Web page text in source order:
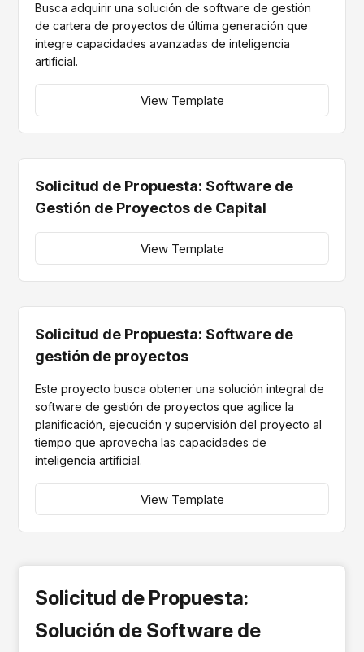
Busca adquirir una solución de software de gestión
de cartera de proyectos de última generación que
integre capacidades avanzadas de inteligencia
artificial.
View Template
Solicitud de Propuesta: Software de
Gestión de Proyectos de Capital
View Template
Solicitud de Propuesta: Software de
gestión de proyectos
Este proyecto busca obtener una solución integral de
software de gestión de proyectos que agilice la
planificación, ejecución y supervisión del proyecto al
tiempo que aprovecha las capacidades de
inteligencia artificial.
View Template
Solicitud de Propuesta:
Solución de Software de